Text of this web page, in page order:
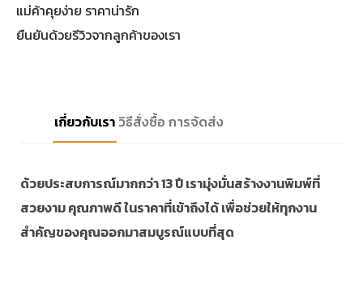
แม่ค้าคุยง่าย ราคาน่ารัก
ยืนยันด้วยรีวิวจากลูกค้าของเรา
เกี่ยวกับเรา วิธีสั่งซื้อ การจัดส่ง
ด้วยประสบการณ์มากกว่า 13 ปี เรามุ่งมั่นสร้างงานพิมพ์ที่
สวยงาม คุณภาพดี ในราคาที่เข้าถึงได้ เพื่อช่วยให้ทุกงาน
สำคัญของคุณออกมาสมบูรณ์แบบที่สุด